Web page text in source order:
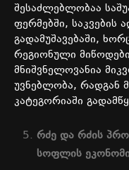
შესაძლებლობაა
ფერმებში, საკვების
გადამუშავებაში,
რეგიონული
მნიშვნელოვანია
უვნებლობა, რადგან
კატეგორიაში
რძე და რძის
სოფლის